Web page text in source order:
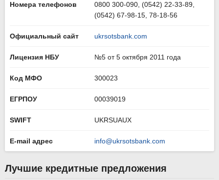
Номера телефонов
0800 300-090, (0542) 22-33-89,
(0542) 67-98-15, 78-18-56
Официальный сайт ukrsotsbank.com
Лицензия НБУ №5 от 5 октября 2011 года
Код МФО 300023
ЕГРПОУ 00039019
SWIFT UKRSUAUX
E-mail адрес info@ukrsotsbank.com
Лучшие кредитные предложения